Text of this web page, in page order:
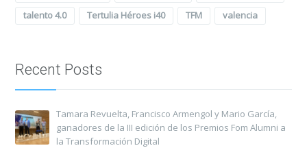
talento 4.0
Tertulia Héroes i40 TFM valencia
Recent Posts
Tamara Revuelta, Francisco Armengol y Mario García,
ganadores de la III edición de los Premios Fom Alumni a
la Transformación Digital